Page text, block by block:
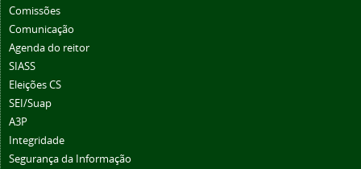
Comissões
Comunicação
Agenda do reitor
SIASS
Eleições CS
SEI/Suap
A3P
Integridade
Segurança da Informação